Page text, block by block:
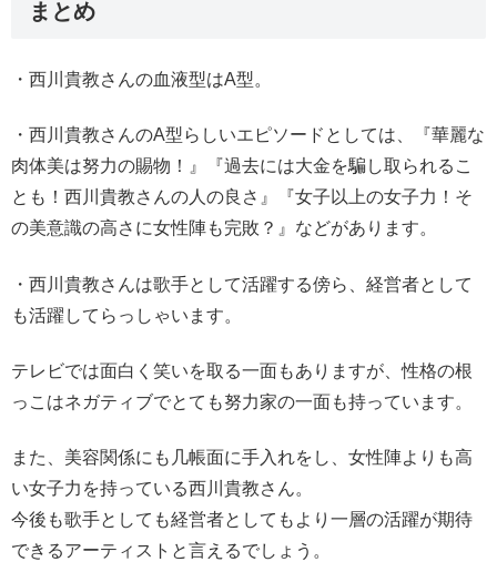
まとめ
・西川貴教さんの血液型はA型。
・西川貴教さんのA型らしいエピソードとしては、『華麗な
肉体美は努力の賜物！』『過去には大金を騙し取られるこ
とも！西川貴教さんの人の良さ』『女子以上の女子力！そ
の美意識の高さに女性陣も完敗？』などがあります。
・西川貴教さんは歌手として活躍する傍ら、経営者として
も活躍してらっしゃいます。
テレビでは面白く笑いを取る一面もありますが、性格の根
っこはネガティブでとても努力家の一面も持っています。
また、美容関係にも几帳面に手入れをし、女性陣よりも高
い女子力を持っている西川貴教さん。
今後も歌手としても経営者としてもより一層の活躍が期待
できるアーティストと言えるでしょう。